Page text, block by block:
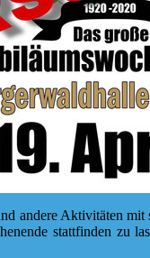
andere Aktivitäten
stattfinden zu